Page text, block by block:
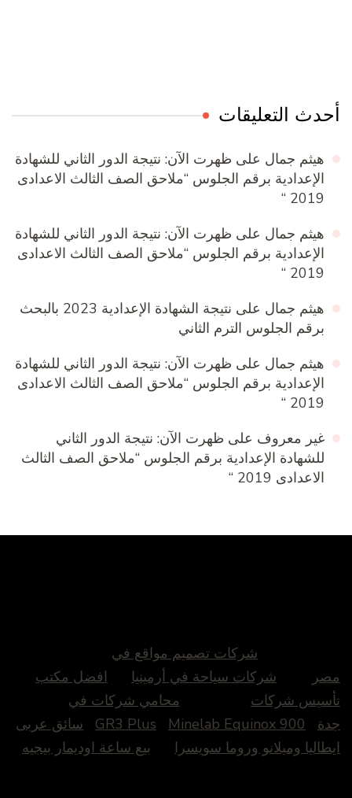
أحدث التعليقات
هيثم جمال على ظهرت الآن: نتيجة الدور الثاني للشهادة
الإعدادية برقم الجلوس “ملاحق الصف الثالث الاعدادى
2019 “
هيثم جمال على ظهرت الآن: نتيجة الدور الثاني للشهادة
الإعدادية برقم الجلوس “ملاحق الصف الثالث الاعدادى
2019 “
هيثم جمال على
نتيجة الشهادة الإعدادية 2023 بالبحث
برقم الجلوس الترم الثاني
هيثم جمال على ظهرت الآن: نتيجة الدور الثاني للشهادة
الإعدادية برقم الجلوس “ملاحق الصف الثالث الاعدادى
2019 “
غير معروف على ظهرت الآن: نتيجة الدور الثاني
للشهادة الإعدادية برقم الجلوس “ملاحق الصف الثالث
الاعدادى 2019 “
شركات تصميم مواقع في
مصر
شركات سياحة في أرمينيا
افضل مكتب
تأسيس شركات
محامي شركات في
جدة
GR3 Plus Minelab Equinox 900
سائق عربى
ايطاليا وميلانو وروما سويسرا
بيع ساعة اوديمار بيجيه